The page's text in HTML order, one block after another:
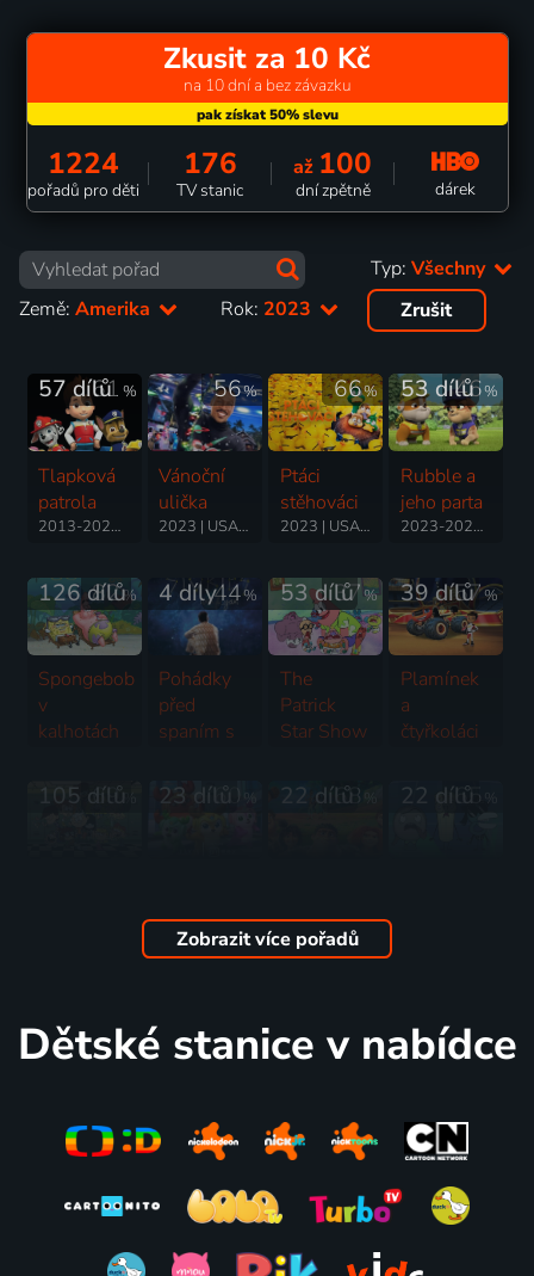
Zkusit za 10 Kč
na 10 dní a bez závazku
1224
pořadů pro děti
176
TV stanic
až 100
dní zpětně dárek
Typ: Všechny
Země: Amerika Rok: 2023 Zrušit
61 %
57 dílů
Tlapková
patrola
2013-2025 | Kanada | Animovaný, Dobrodružný, Komedie, Rodinný
56%
Vánoční
ulička
2023 | USA | Komedie, Rodinný
66%
Ptáci
stěhováci
2023 | USA, Francie | Animovaný, Dobrodružný, Komedie, Rodinný
46%
53 dílů
Rubble a
jeho parta
2023-2025 | Kanada | Animovaný, Rodinný
82%
126 dílů
Spongebob
v
kalhotách
44%
4 díly
Pohádky
před
spaním s
37%
53 dílů
The
Patrick
Star Show
57%
39 dílů
Plamínek
a
čtyřkoláci
69%
105 dílů 60
23 dílů
2020-2025 | USA, Čína | Akční, Animovaný, Dobrodružný, Komedie, Rodinný, Science Fiction
68
22 dílů
strom
2021-2023 | USA | Animovaný, Dobrodružný, Fantasy, Komedie, Pohádka, Rodinný
65
22 dílů
2023 | USA, Francie | Animovaný 2022-2024 | USA | Animovaný, Fantasy, Komedie, Pohádka, Rodinný 2022-2023 | Velká Británie, Finsko, Kanada | Animovaný, Komedie, Rodinný
kapitola
72%
14 dílů 41 %
24 dílů 38%
5 dílů 57
75 dílů
Zobrazit více pořadů
Dětské stanice v nabídce